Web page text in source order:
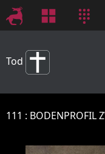
Tod
111 BODENPROFIL